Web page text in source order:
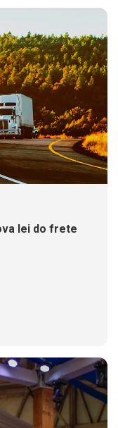
lei do frete